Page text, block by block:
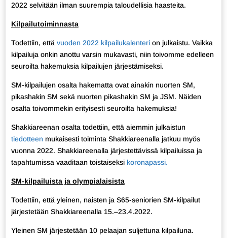
2022 selvitään ilman suurempia taloudellisia haasteita.
Kilpailutoiminnasta
Todettiin, että vuoden 2022 kilpailukalenterion julkaistu. Vaikka
kilpailuja onkin anottu varsin mukavasti, niin toivomme edelleen
seuroilta hakemuksia kilpailujen järjestämiseksi.
SM-kilpailujen osalta hakematta ovat ainakin nuorten SM,
pikashakin SM sekä nuorten pikashakin SM ja JSM. Näiden
osalta toivommekin erityisesti seuroilta hakemuksia!
Shakkiareenan osalta todettiin, että aiemmin julkaistun
tiedotteenmukaisesti toiminta Shakkiareenalla jatkuu myös
vuonna 2022. Shakkiareenalla järjestettävissä kilpailuissa ja
tapahtumissa vaaditaan toistaiseksi koronapassi.
SM-kilpailuista ja olympialaisista
Todettiin, että yleinen, naisten ja S65-seniorien SM-kilpailut
järjestetään Shakkiareenalla 15.–23.4.2022.
Yleinen SM järjestetään 10 pelaajan suljettuna kilpailuna.